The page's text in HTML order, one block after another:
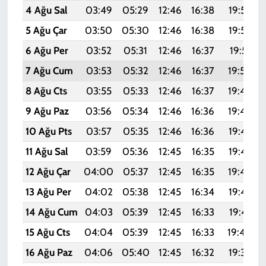
4 Ağu Sal
03:49 05:29 12:46 16:38 19:54
5 Ağu Çar
03:50 05:30 12:46 16:38 19:53
6 Ağu Per
03:52 05:31 12:46 16:37 19:51
7 Ağu Cum
03:53 05:32 12:46 16:37 19:50
8 Ağu Cts
03:55 05:33 12:46 16:37 19:49
9 Ağu Paz
03:56 05:34 12:46 16:36 19:48
10 Ağu Pts
03:57 05:35 12:46 16:36 19:47
11 Ağu Sal
03:59 05:36 12:45 16:35 19:45
12 Ağu Çar
04:00 05:37 12:45 16:35 19:44
13 Ağu Per
04:02 05:38 12:45 16:34 19:43
14 Ağu Cum
04:03 05:39 12:45 16:33 19:41
15 Ağu Cts
04:04 05:39 12:45 16:33 19:40
16 Ağu Paz
04:06 05:40 12:45 16:32 19:39